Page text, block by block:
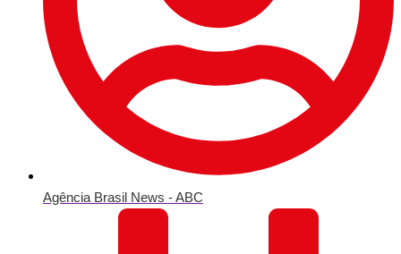
Agência Brasil News - ABC